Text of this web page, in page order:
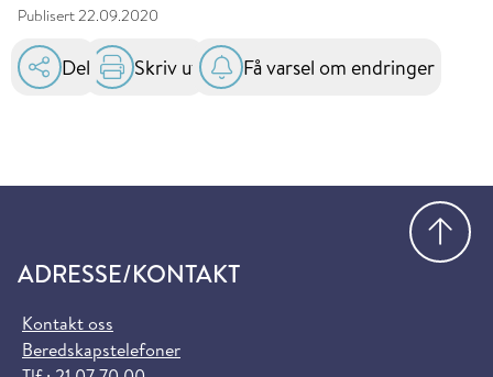
Publisert22.09.2020
Del Skriv ut Få varsel om endringer
ADRESSE/KONTAKT
Kontakt oss
Beredskapstelefoner